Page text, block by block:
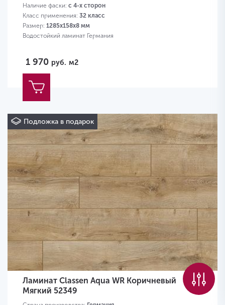
Наличие фаски: с 4-х сторон
Класс применения: 32 класс
Размер: 1285х158х8 мм
Водостойкий ламинат Германия
1 970 руб. м2
Подложка в подарок
Ламинат Classen Aqua WR Коричневый
Мягкий 52349